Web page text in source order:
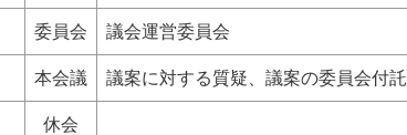
委員会 議会運営委員会
本会議 議案に対する質疑、議案の委員会付託
休会